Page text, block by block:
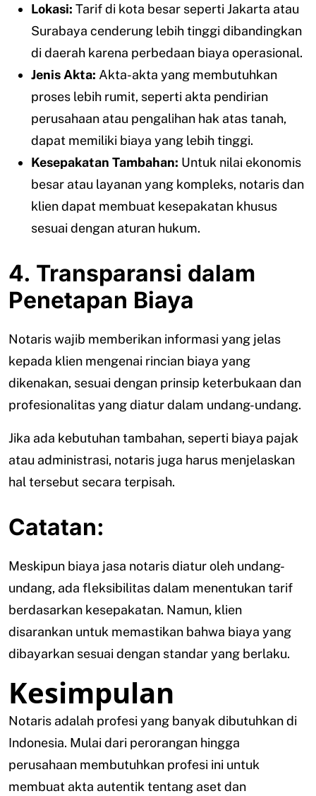
Lokasi: Tarif di kota besar seperti Jakarta atau
Surabaya cenderung lebih tinggi dibandingkan
di daerah karena perbedaan biaya operasional.
Jenis Akta: Akta-akta yang membutuhkan
proses lebih rumit, seperti akta pendirian
perusahaan atau pengalihan hak atas tanah,
dapat memiliki biaya yang lebih tinggi.
Kesepakatan Tambahan: Untuk nilai ekonomis
besar atau layanan yang kompleks, notaris dan
klien dapat membuat kesepakatan khusus
sesuai dengan aturan hukum.
4. Transparansi dalam
Penetapan Biaya
Notaris wajib memberikan informasi yang jelas
kepada klien mengenai rincian biaya yang
dikenakan, sesuai dengan prinsip keterbukaan dan
profesionalitas yang diatur dalam undang-undang.
Jika ada kebutuhan tambahan, seperti biaya pajak
atau administrasi, notaris juga harus menjelaskan
hal tersebut secara terpisah.
Catatan:
Meskipun biaya jasa notaris diatur oleh undang-
undang, ada fleksibilitas dalam menentukan tarif
berdasarkan kesepakatan. Namun, klien
disarankan untuk memastikan bahwa biaya yang
dibayarkan sesuai dengan standar yang berlaku.
Kesimpulan
Notaris adalah profesi yang banyak dibutuhkan di
Indonesia. Mulai dari perorangan hingga
perusahaan membutuhkan profesi ini untuk
membuat akta autentik tentang aset dan